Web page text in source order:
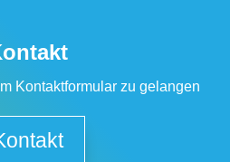
Kontaktformular zu gelangen